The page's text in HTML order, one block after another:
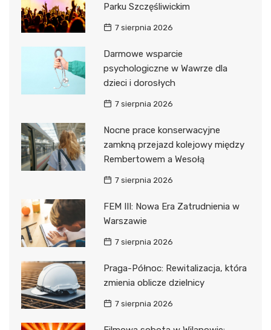
Parku Szczęśliwickim
7 sierpnia 2026
Darmowe wsparcie
psychologiczne w Wawrze dla
dzieci i dorosłych
7 sierpnia 2026
Nocne prace konserwacyjne
zamkną przejazd kolejowy między
Rembertowem a Wesołą
7 sierpnia 2026
FEM III: Nowa Era Zatrudnienia w
Warszawie
7 sierpnia 2026
Praga-Północ: Rewitalizacja, która
zmienia oblicze dzielnicy
7 sierpnia 2026